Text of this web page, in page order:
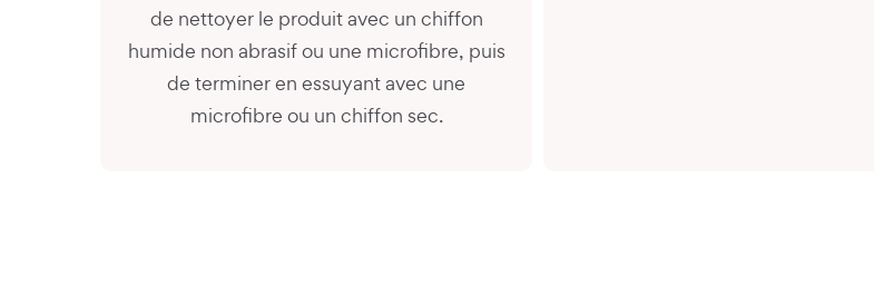
de nettoyer le produit avec un chiffon
humide non abrasif ou une microfibre, puis
de terminer en essuyant avec une
microfibre ou un chiffon sec.